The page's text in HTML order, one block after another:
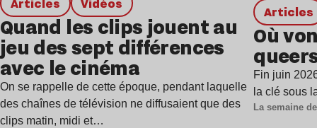
Quand les clips jouent au
jeu des sept différences
avec le cinéma
On se rappelle de cette époque, pendant laquelle
des chaînes de télévision ne diffusaient que des
clips matin, midi et…
Articles
Où
Fin juin
la clé sous
La semaine